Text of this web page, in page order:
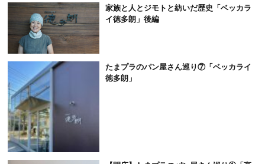
家族と人とジモトと紡いだ歴史「ベッカラ
イ徳多朗」後編
たまプラのパン屋さん巡り⑦「ベッカライ
徳多朗」